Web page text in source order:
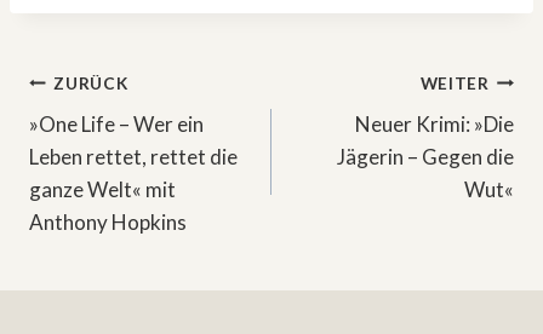
Beitragsnavigation
ZURÜCK
»One Life – Wer ein
Leben rettet, rettet die
ganze Welt« mit
Anthony Hopkins
WEITER
Neuer Krimi: »Die
Jägerin – Gegen die
Wut«